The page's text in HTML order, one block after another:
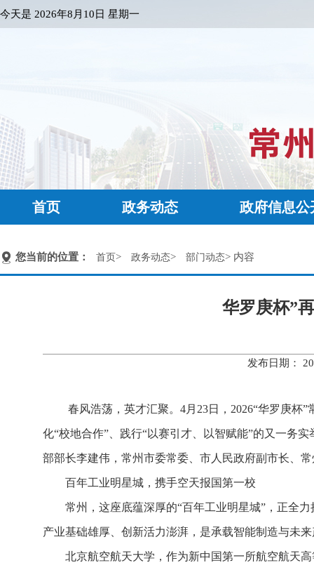
今天是 2026年8月10日 星期一
首页 政务动态 政府信息公
您当前的位置： 首页> 政务动态> 部门动态> 内容
华罗庚杯”
发布日期：
春风浩荡，英才汇聚。4月23日，2026“华罗庚杯
化“校地合作”、践行“以赛引才、以智赋能”的又一务
部部长李建伟，常州市委常委、市人民政府副市长、
百年工业明星城，携手空天报国第一校
常州，这座底蕴深厚的“百年工业明星城”，正全
产业基础雄厚、创新活力澎湃，是承载智能制造与未
北京航空航天大学，作为新中国第一所航空航天